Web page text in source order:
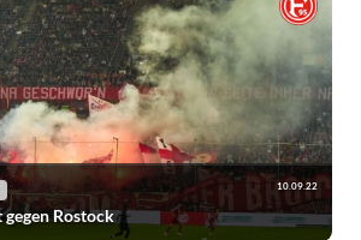
10.09.22
Rostock